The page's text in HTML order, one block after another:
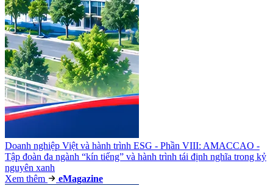
Doanh nghiệp Việt và hành trình ESG - Phần VIII: AMACCAO -
Tập đoàn đa ngành “kín tiếng” và hành trình tái định nghĩa trong kỷ
nguyên xanh
Xem thêm
eMagazine